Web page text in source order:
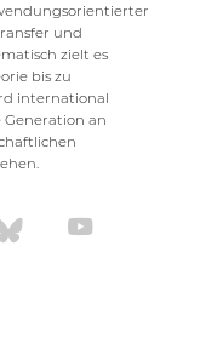
und
zielt es
bis zu
international
Generation an